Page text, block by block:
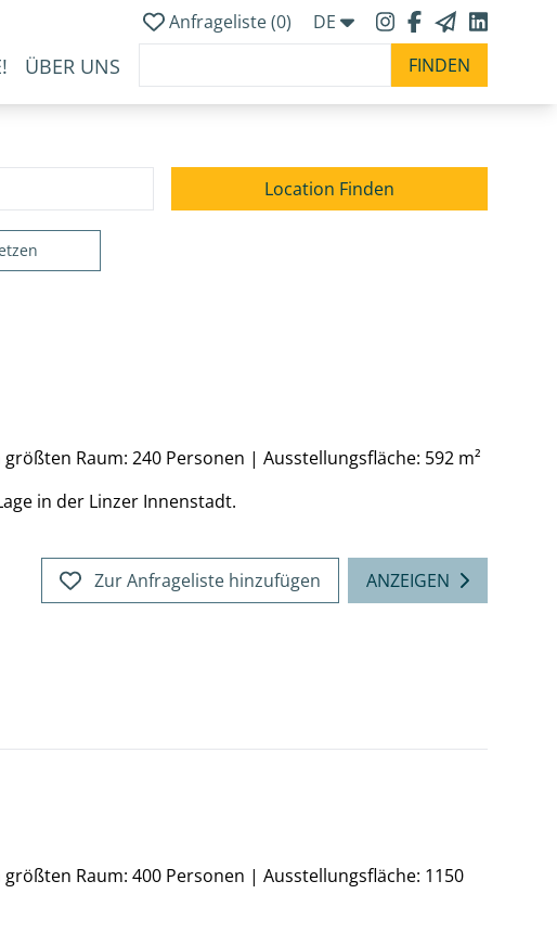
Anfrageliste (0) DE
ÜBER UNS
Raum: 240 Personen | Ausstellungsfläche: 592 m²
in der Linzer Innenstadt.
Zur Anfrageliste hinzufügen ANZEIGEN
Raum: 400 Personen | Ausstellungsfläche: 1150